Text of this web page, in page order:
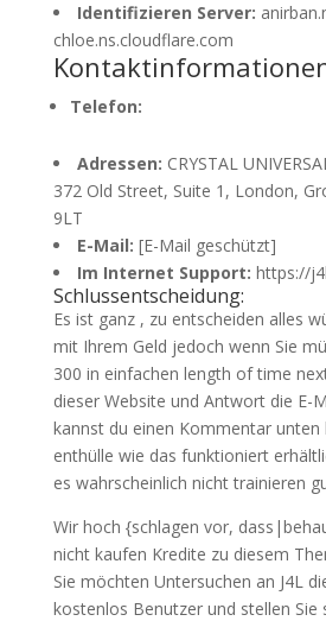
Identifizieren Server:
chloe.ns.cloudflare.com
Telefon:
Adressen: CRYSTAL
372 Old Street, Suite 1, London,
9LT
E-Mail: [E-Mail geschützt]
Im Internet Support: https://
Schlussentscheidung:
Es ist ganz , zu entscheiden alles
mit Ihrem Geld jedoch wenn Sie
300 in einfachen length of time
dieser Website und Antwort die E-
kannst du einen Kommentar unten
enthülle wie das funktioniert
es wahrscheinlich nicht trainieren
Wir hoch {schlagen vor,
nicht kaufen Kredite zu diesem
Sie möchten Untersuchen an J4L
kostenlos Benutzer und stellen Sie